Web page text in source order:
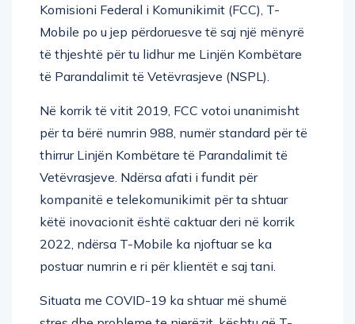
Komisioni Federal i Komunikimit (FCC), T-
Mobile po u jep përdoruesve të saj një mënyrë
të thjeshtë për tu lidhur me Linjën Kombëtare
të Parandalimit të Vetëvrasjeve (NSPL).
Në korrik të vitit 2019, FCC votoi unanimisht
për ta bërë numrin 988, numër standard për të
thirrur Linjën Kombëtare të Parandalimit të
Vetëvrasjeve. Ndërsa afati i fundit për
kompanitë e telekomunikimit për ta shtuar
këtë inovacionit është caktuar deri në korrik
2022, ndërsa T-Mobile ka njoftuar se ka
postuar numrin e ri për klientët e saj tani.
Situata me COVID-19 ka shtuar më shumë